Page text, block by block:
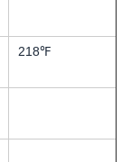
218℉